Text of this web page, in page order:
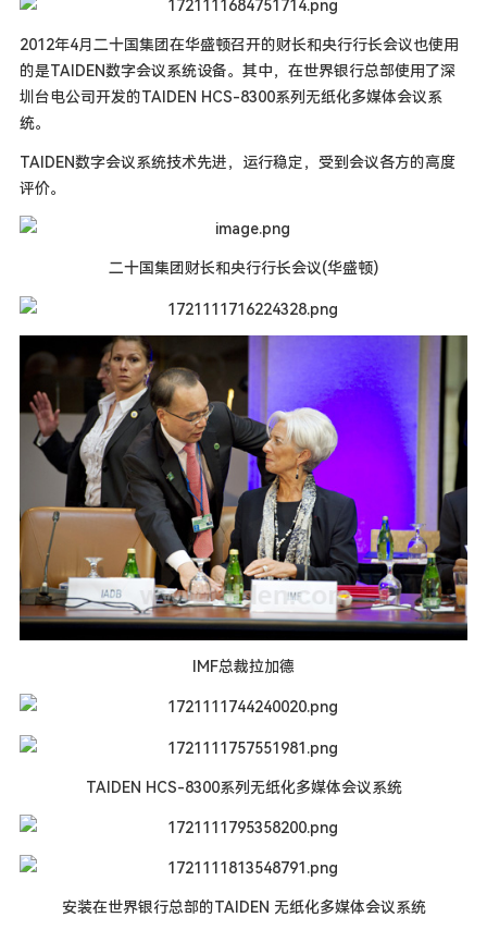
2012年4月二十国集团在华盛顿召开的财长和央行行长会议也使用
的是TAIDEN数字会议系统设备。其中，在世界银行总部使用了深
圳台电公司开发的TAIDEN HCS-8300系列无纸化多媒体会议系
统。
TAIDEN数字会议系统技术先进，运行稳定，受到会议各方的高度
评价。
二十国集团财长和央行行长会议(华盛顿)
IMF总裁拉加德
TAIDEN HCS-8300系列无纸化多媒体会议系统
安装在世界银行总部的TAIDEN 无纸化多媒体会议系统